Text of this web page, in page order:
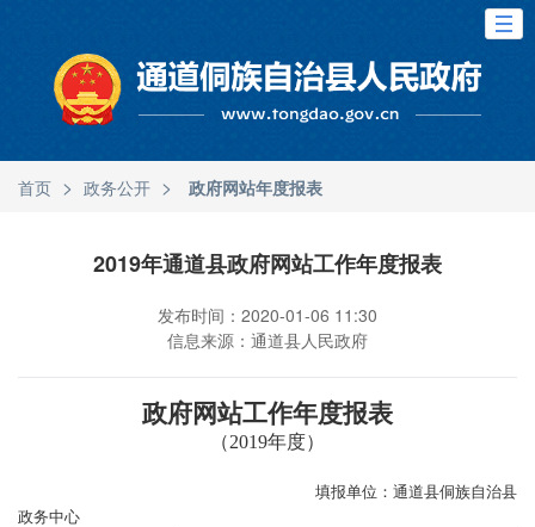
首页 > 政务公开 > 政府网站年度报表
2019年通道县政府网站工作年度报表
发布时间：2020-01-06 11:30
信息来源：通道县人民政府
政府网站工作年度报表
（2019年度）
填报单位： 通道县侗族自治县
政务中心